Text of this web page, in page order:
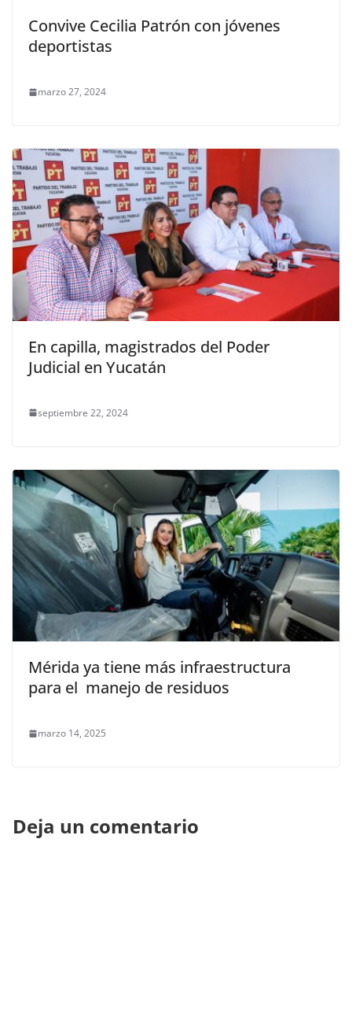
Convive Cecilia Patrón con jóvenes
deportistas
marzo 27, 2024
En capilla, magistrados del Poder
Judicial en Yucatán
septiembre 22, 2024
Mérida ya tiene más infraestructura
para el manejo de residuos
marzo 14, 2025
Deja un comentario